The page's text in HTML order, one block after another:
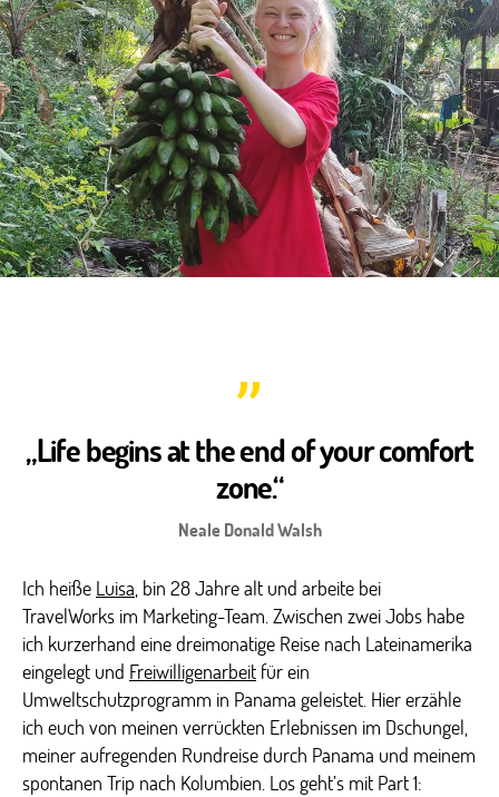
–
in
(Part
1)
„Life begins at the end of your comfort
zone.“
Neale Donald Walsh
Ich heiße Luisa, bin 28 Jahre alt und arbeite bei
TravelWorks im Marketing-Team. Zwischen zwei Jobs habe
ich kurzerhand eine dreimonatige Reise nach Lateinamerika
eingelegt und Freiwilligenarbeit für ein
Umweltschutzprogramm in Panama geleistet. Hier erzähle
ich euch von meinen verrückten Erlebnissen im Dschungel,
meiner aufregenden Rundreise durch Panama und meinem
spontanen Trip nach Kolumbien. Los geht’s mit Part 1: